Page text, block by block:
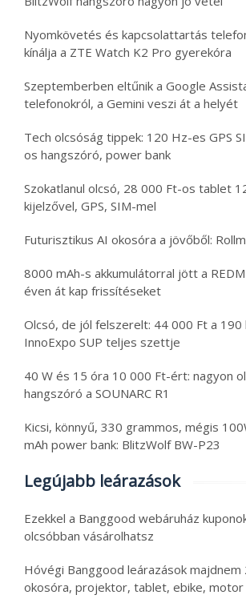
Nyomkövetés és kapcsolattartás
kínálja a ZTE Watch K2 Pro gyerekóra
Szeptemberben eltűnik a Google
telefonokról, a Gemini veszi át a helyét
Tech olcsóság tippek: 120 Hz-es GPS
os hangszóró, power bank
Szokatlanul olcsó, 28 000 Ft-os tablet
kijelzővel, GPS, SIM-mel
Futurisztikus AI okosóra a jövőből:
8000 mAh-s akkumulátorral jött a
éven át kap frissítéseket
Olcsó, de jól felszerelt: 44 000 Ft a
InnoExpo SUP teljes szettje
40 W és 15 óra 10 000 Ft-ért: nagyon
hangszóró a SOUNARC R1
Kicsi, könnyű, 330 grammos, mégis
mAh power bank: BlitzWolf BW-P23
Legújabb leárazások
Ezekkel a Banggood webáruház
olcsóbban vásárolhatsz
Hóvégi Banggood leárazások majdnem
okosóra, projektor, tablet, ebike, motor